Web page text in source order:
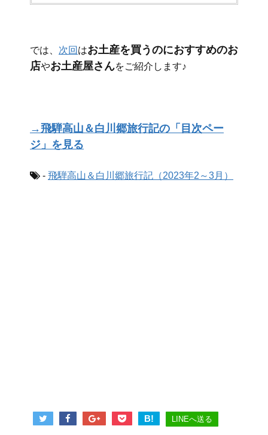
では、 次回 はお土産を買うのにおすすめのお
店やお土産屋さんをご紹介します♪
→飛騨高山＆白川郷旅行記の「目次ペー
ジ」を見る
- 飛騨高山＆白川郷旅行記（2023年2～3月）
B! LINEへ送る